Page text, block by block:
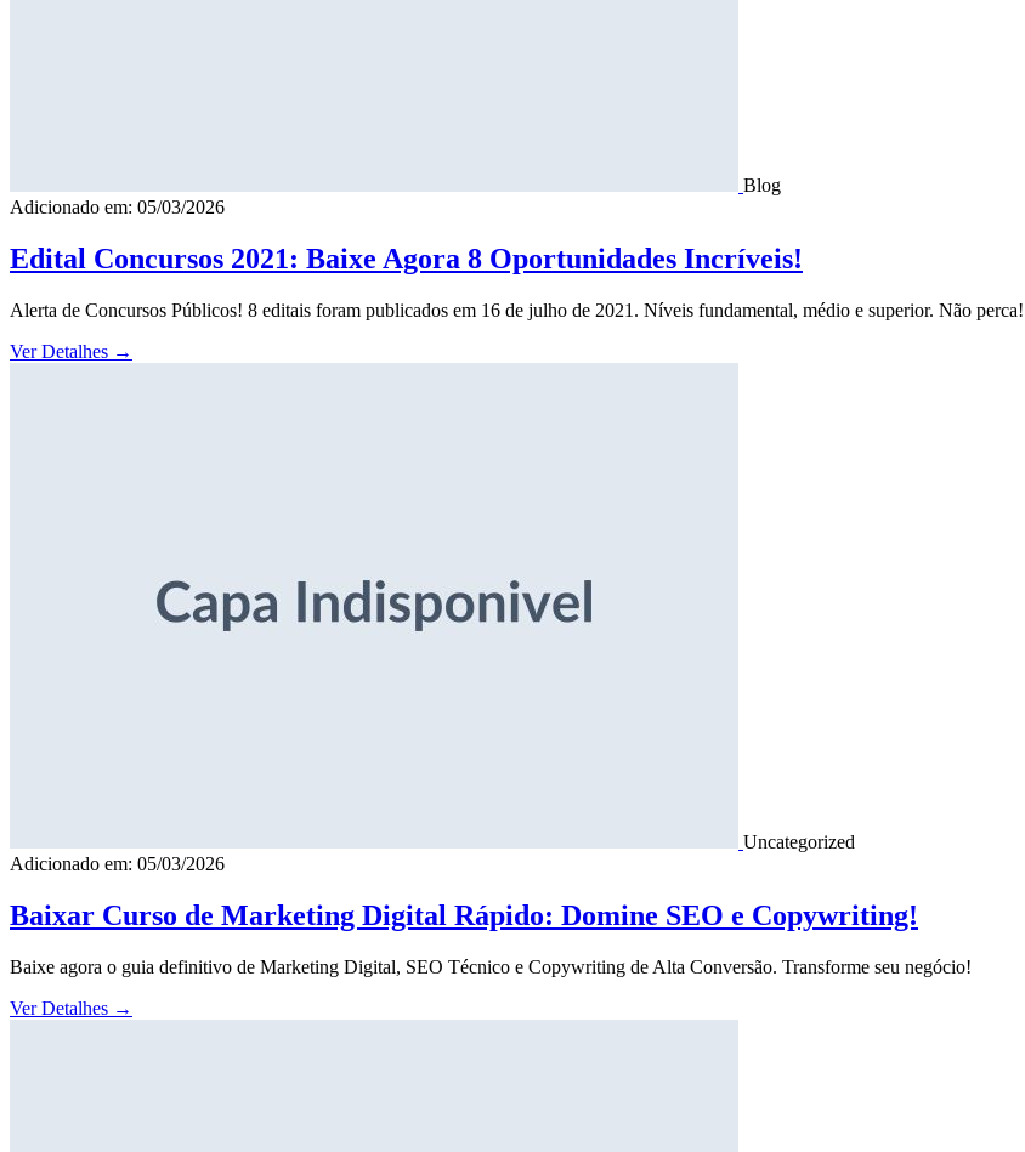
Blog
Adicionado em: 05/03/2026
Edital Concursos 2021: Baixe Agora 8 Oportunidades Incríveis!
Alerta de Concursos Públicos! 8 editais foram publicados em 16 de julho de 2021. Níveis fundamental, médio e superior. Não perca!
Ver Detalhes →
Uncategorized
Adicionado em: 05/03/2026
Baixar Curso de Marketing Digital Rápido: Domine SEO e Copywriting!
Baixe agora o guia definitivo de Marketing Digital, SEO Técnico e Copywriting de Alta Conversão. Transforme seu negócio!
Ver Detalhes →